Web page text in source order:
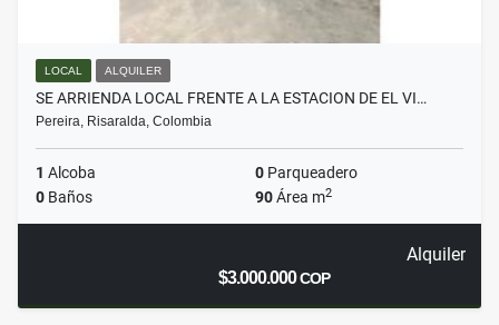
LOCAL ALQUILER
SE ARRIENDA LOCAL FRENTE A LA ESTACION DE EL VI…
Pereira, Risaralda, Colombia
1 Alcoba 0 Parqueadero
0 Baños 90Área m2
Alquiler
$3.000.000COP